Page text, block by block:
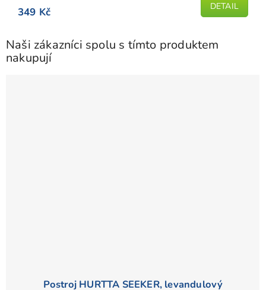
349 Kč DETAIL
Naši zákazníci spolu s tímto produktem
nakupují
Postroj HURTTA SEEKER, levandulový